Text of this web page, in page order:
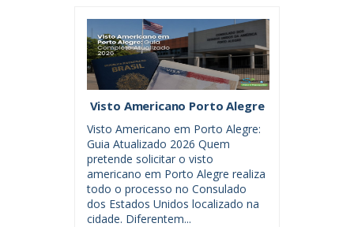
Visto Americano Porto Alegre
Visto Americano em Porto Alegre:
Guia Atualizado 2026 Quem
pretende solicitar o visto
americano em Porto Alegre realiza
todo o processo no Consulado
dos Estados Unidos localizado na
cidade. Diferentem...